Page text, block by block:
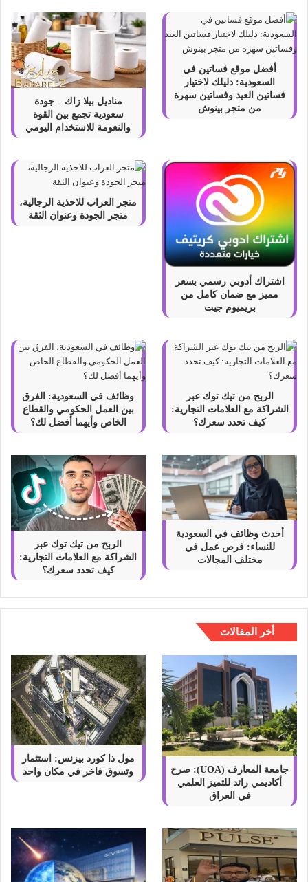
أفضل موقع فساتين في
السعودية: دليلك لاختيار
فساتين العيد وفساتين سهرة
من متجر بينوش
مناديل بيلا زاك – جودة
سعودية تجمع بين القوة
والنعومة للاستخدام اليومي
اشتراك أدوبي رسمي بسعر
مميز مع ضمان كامل من
بريميوم جيت
متجر العراب للاحذية الرجالية،
متجر الجودة وعنوان الثقة
الربح من تيك توك عبر
الشراكة مع العلامات التجارية:
كيف تحدد سعرك؟
وظائف في السعودية: الفرق
بين العمل الحكومي والقطاع
الخاص وأيهما أفضل لك؟
أحدث وظائف في السعودية
للنساء: فرص عمل في
مختلف المجالات
الربح من تيك توك عبر
الشراكة مع العلامات التجارية:
كيف تحدد سعرك؟
أخر المقالات
جامعة المعارف (UOA): صرح
أكاديمي رائد للتميز العلمي
في العراق
مول ذا كورد بيزنس: استثمار
وتسوق فاخر في مكان واحد